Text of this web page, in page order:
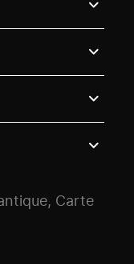
Carte